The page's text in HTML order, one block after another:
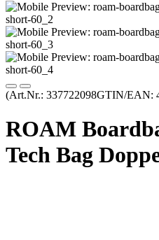
(Art.Nr.: 337722098GTIN/EAN:
ROAM
Tech Bag